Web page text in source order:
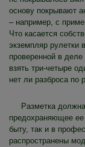
основу покрывают
– например, с
Что касается
экземпляр рулетки
проверенной в
взять три-четыре
нет ли разброса по
Разметка
предохраняющее ее
быту, так и в
распространены